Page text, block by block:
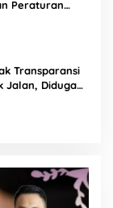
Peraturan
Transparansi
Jalan, Diduga